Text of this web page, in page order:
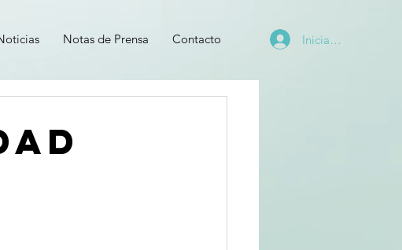
Notas de Prensa Contacto Iniciar sesión